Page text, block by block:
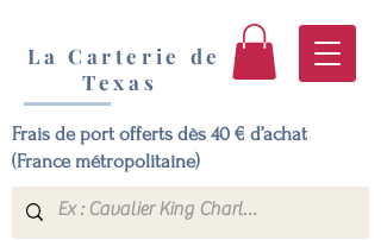
La Carterie de
Texas
Frais de port offerts dès 40 € d’achat
(France métropolitaine)